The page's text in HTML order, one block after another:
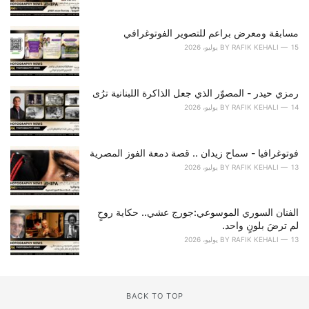
:مسابقة ومعرض براعم للتصوير الفوتوغرافي
BY RAFIK KEHALI 15 يوليو، 2026
رمزي حيدر - المصوّر الذي جعل الذاكرة اللبنانية ترُى
BY RAFIK KEHALI 14 يوليو، 2026
فوتوغرافيا - سماح زيدان .. قصة دمعة الفوز المصرية
BY RAFIK KEHALI 13 يوليو، 2026
الفنان السوري الموسوعي:جورج عشي.. حكاية روحٍ
لم ترضَ بلونٍ واحد.
BY RAFIK KEHALI 13 يوليو، 2026
BACK TO TOP